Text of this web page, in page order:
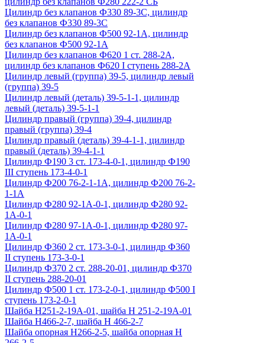
Цилиндр без клапанов Ф330 89-3С, цилиндр
без клапанов Ф330 89-3С
Цилиндр без клапанов Ф500 92-1А, цилиндр
без клапанов Ф500 92-1А
Цилиндр без клапанов Ф620 1 ст. 288-2А,
цилиндр без клапанов Ф620 I ступень 288-2А
Цилиндр левый (группа) 39-5, цилиндр левый
(группа) 39-5
Цилиндр левый (деталь) 39-5-1-1, цилиндр
левый (деталь) 39-5-1-1
Цилиндр правый (группа) 39-4, цилиндр
правый (группа) 39-4
Цилиндр правый (деталь) 39-4-1-1, цилиндр
правый (деталь) 39-4-1-1
Цилиндр Ф190 3 ст. 173-4-0-1, цилиндр Ф190
III ступень 173-4-0-1
Цилиндр Ф200 76-2-1-1А, цилиндр Ф200 76-2-
1-1А
Цилиндр Ф280 92-1А-0-1, цилиндр Ф280 92-
1А-0-1
Цилиндр Ф280 97-1А-0-1, цилиндр Ф280 97-
1А-0-1
Цилиндр Ф360 2 ст. 173-3-0-1, цилиндр Ф360
II ступень 173-3-0-1
Цилиндр Ф370 2 ст. 288-20-01, цилиндр Ф370
II ступень 288-20-01
Цилиндр Ф500 1 ст. 173-2-0-1, цилиндр Ф500 I
ступень 173-2-0-1
Шайба Н251-2-19А-01, шайба Н 251-2-19А-01
Шайба Н466-2-7, шайба Н 466-2-7
Шайба опорная Н266-2-5, шайба опорная Н